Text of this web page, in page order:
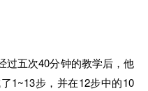
过五次40分钟的教学后，他
1~13步 ， 并在12步中的10